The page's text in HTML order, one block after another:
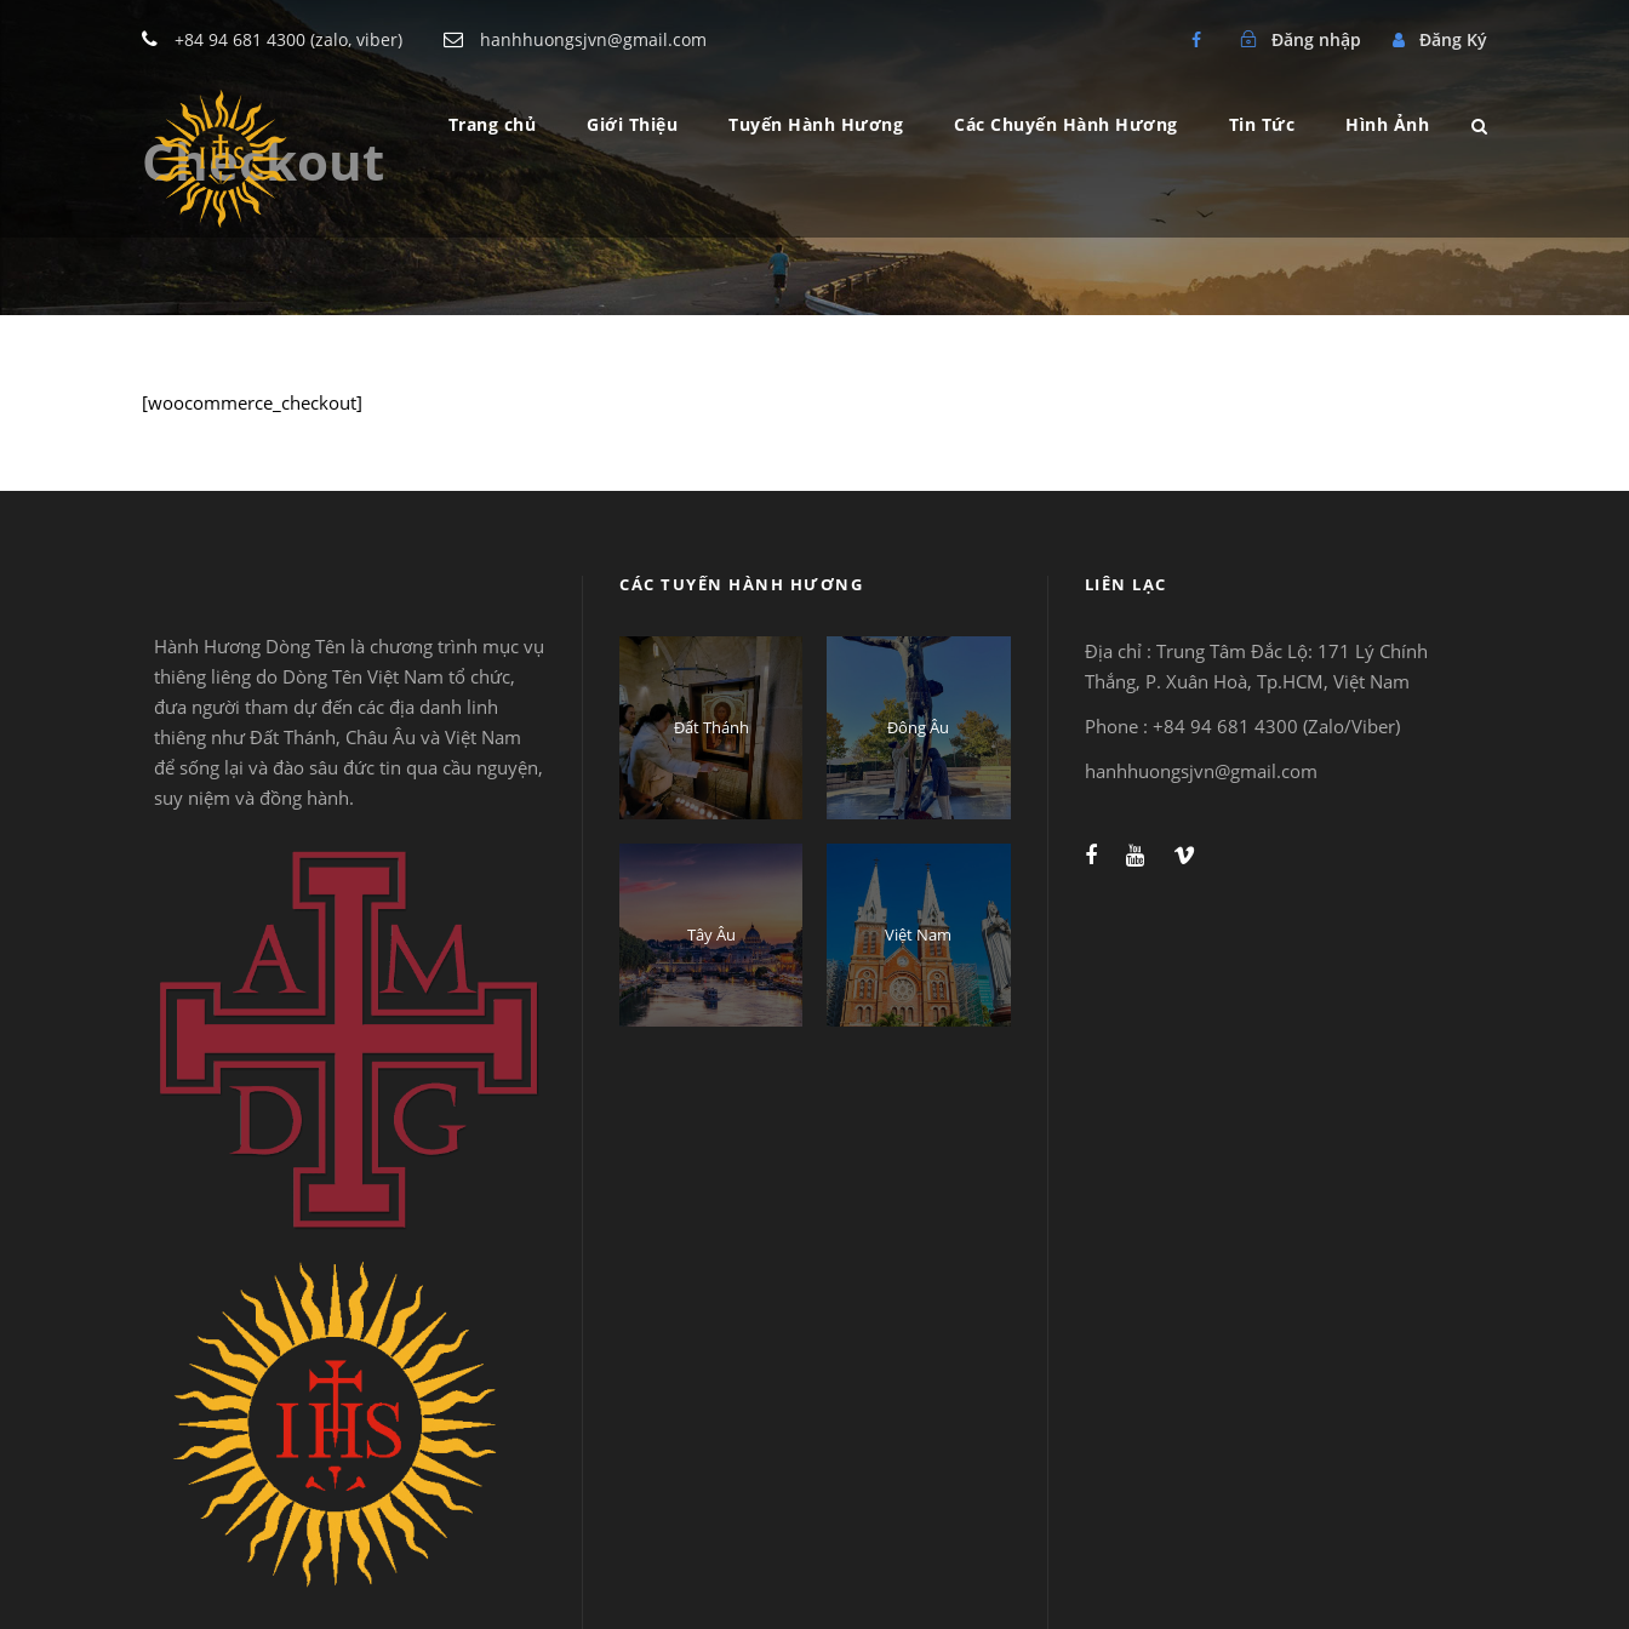
+84 94 681 4300 (zalo, viber) hanhhuongsjvn@gmail.com Đăng nhập Đăng Ký
Trang chủ Giới Thiệu Tuyến Hành Hương Các Chuyến Hành Hương Tin Tức Hình Ảnh
Checkout
[woocommerce_checkout]
Hành Hương Dòng Tên là chương trình mục vụ
thiêng liêng do Dòng Tên Việt Nam tổ chức,
đưa người tham dự đến các địa danh linh
thiêng như Đất Thánh, Châu Âu và Việt Nam
để sống lại và đào sâu đức tin qua cầu nguyện,
suy niệm và đồng hành.
CÁC TUYẾN HÀNH HƯƠNG
Đất Thánh Đông Âu
Tây Âu Việt Nam
LIÊN LẠC
Địa chỉ : Trung Tâm Đắc Lộ: 171 Lý Chính
Thắng, P. Xuân Hoà, Tp.HCM, Việt Nam
Phone : +84 94 681 4300 (Zalo/Viber)
hanhhuongsjvn@gmail.com